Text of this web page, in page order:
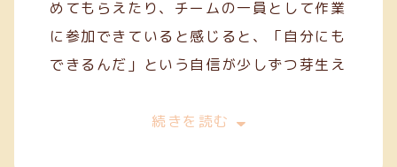
めてもらえたり、チームの一員として作業
に参加できていると感じると、「自分にも
できるんだ」という自信が少しずつ芽生え
今は、一般就労を目指してスキルを磨きな
続きを読む